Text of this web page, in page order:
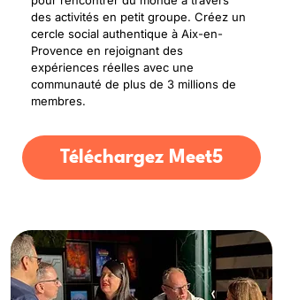
des activités en petit groupe. Créez un
cercle social authentique à Aix-en-
Provence en rejoignant des
expériences réelles avec une
communauté de plus de 3 millions de
membres.
Téléchargez Meet5